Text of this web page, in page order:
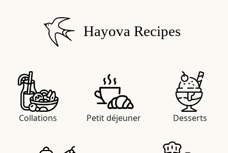
Hayova Recipes
Collations Petit déjeuner Desserts